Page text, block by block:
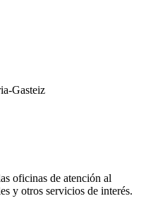
Gasteiz
oficinas de atención al
y otros servicios de interés.